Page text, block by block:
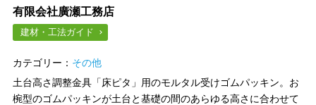
有限会社廣瀬工務店
建材・工法ガイド
カテゴリー： その他
土台高さ調整金具「床ピタ」用のモルタル受けゴムパッキン。お
椀型のゴムパッキンが土台と基礎の間のあらゆる高さに合わせて